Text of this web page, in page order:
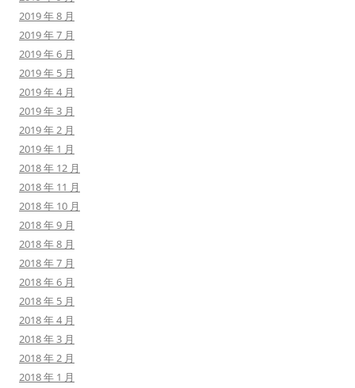
2019 年 8 月
2019 年 7 月
2019 年 6 月
2019 年 5 月
2019 年 4 月
2019 年 3 月
2019 年 2 月
2019 年 1 月
2018 年 12 月
2018 年 11 月
2018 年 10 月
2018 年 9 月
2018 年 8 月
2018 年 7 月
2018 年 6 月
2018 年 5 月
2018 年 4 月
2018 年 3 月
2018 年 2 月
2018 年 1 月